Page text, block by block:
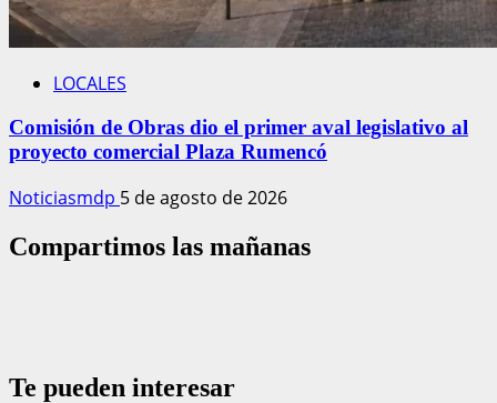
LOCALES
Comisión de Obras dio el primer aval legislativo al
proyecto comercial Plaza Rumencó
Noticiasmdp 5 de agosto de 2026
Compartimos las mañanas
Te pueden interesar